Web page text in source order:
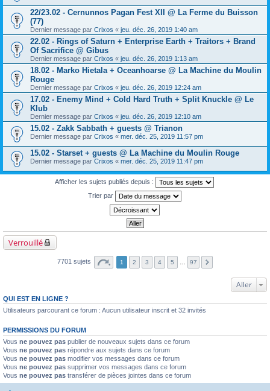
22/23.02 - Cernunnos Pagan Fest XII @ La Ferme du Buisson
(77)
Dernier message par Crixos « jeu. déc. 26, 2019 1:40 am
22.02 - Rings of Saturn + Enterprise Earth + Traitors + Brand
Of Sacrifice @ Gibus
Dernier message par Crixos « jeu. déc. 26, 2019 1:13 am
18.02 - Marko Hietala + Oceanhoarse @ La Machine du Moulin
Rouge
Dernier message par Crixos « jeu. déc. 26, 2019 12:24 am
17.02 - Enemy Mind + Cold Hard Truth + Split Knuckle @ Le
Klub
Dernier message par Crixos « jeu. déc. 26, 2019 12:10 am
15.02 - Zakk Sabbath + guests @ Trianon
Dernier message par Crixos « mer. déc. 25, 2019 11:57 pm
15.02 - Starset + guests @ La Machine du Moulin Rouge
Dernier message par Crixos « mer. déc. 25, 2019 11:47 pm
Afficher les sujets publiés depuis :
Trier par
Verrouillé
7701 sujets 1 2 3 4 5 97
Aller
QUI EST EN LIGNE ?
Utilisateurs parcourant ce forum : Aucun utilisateur inscrit et 32 invités
PERMISSIONS DU FORUM
Vous ne pouvez pas publier de nouveaux sujets dans ce forum
Vous ne pouvez pas répondre aux sujets dans ce forum
Vous ne pouvez pas modifier vos messages dans ce forum
Vous ne pouvez pas supprimer vos messages dans ce forum
Vous ne pouvez pas transférer de pièces jointes dans ce forum